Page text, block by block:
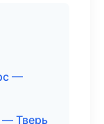
—
— Тверь